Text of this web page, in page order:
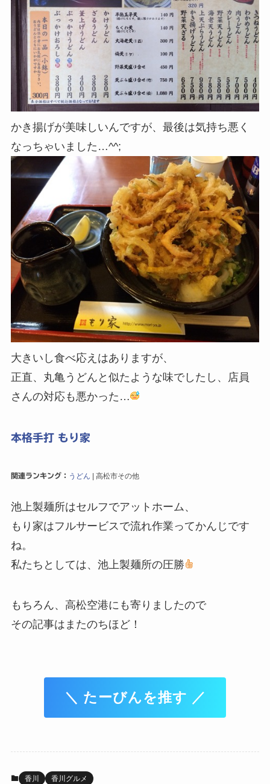
かき揚げが美味しいんですが、最後は気持ち悪く
なっちゃいました…^^;
大きいし食べ応えはありますが、
正直、丸亀うどんと似たような味でしたし、店員
さんの対応も悪かった…
本格手打 もり家
関連ランキング： うどん | 高松市その他
池上製麺所はセルフでアットホーム、
もり家はフルサービスで流れ作業ってかんじです
ね。
私たちとしては、池上製麺所の圧勝
もちろん、高松空港にも寄りましたので
その記事はまたのちほど！
＼ たーびんを推す ／
香川 香川グルメ